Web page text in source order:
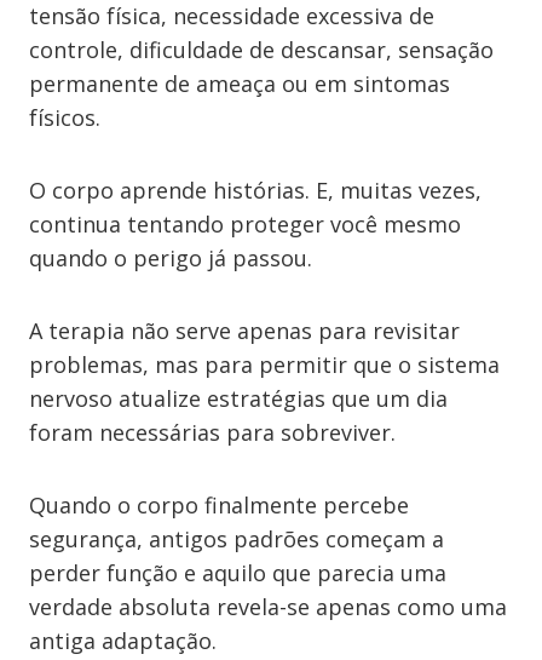
tensão física, necessidade excessiva de
controle, dificuldade de descansar, sensação
permanente de ameaça ou em sintomas
físicos.
O corpo aprende histórias. E, muitas vezes,
continua tentando proteger você mesmo
quando o perigo já passou.
A terapia não serve apenas para revisitar
problemas, mas para permitir que o sistema
nervoso atualize estratégias que um dia
foram necessárias para sobreviver.
Quando o corpo finalmente percebe
segurança, antigos padrões começam a
perder função e aquilo que parecia uma
verdade absoluta revela-se apenas como uma
antiga adaptação.